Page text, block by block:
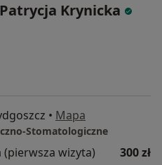
Krynicka
• Mapa
Stomatologiczne
wizyta)
300 zł